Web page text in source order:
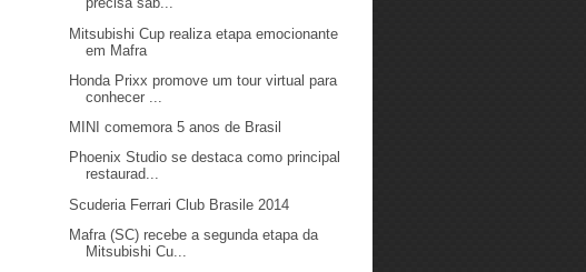
Mitsubishi Cup realiza etapa emocionante
em Mafra
Honda Prixx promove um tour virtual para
conhecer ...
MINI comemora 5 anos de Brasil
Phoenix Studio se destaca como principal
restaurad...
Scuderia Ferrari Club Brasile 2014
Mafra (SC) recebe a segunda etapa da
Mitsubishi Cu...